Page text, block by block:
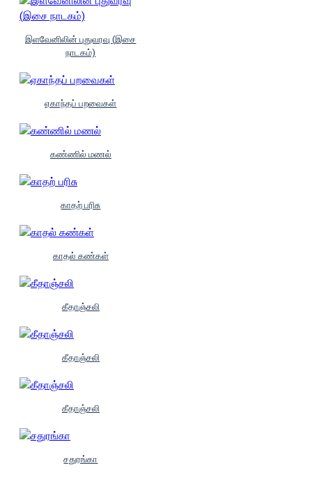
இளவேனிலின் புதுவரவு (இசை
நாடகம்)
ஏகாந்தப் பறவைகள்
கண்ணில் மணல்
காதற் பரிசு
காதல் கண்கள்
கீதாஞ்சலி
கீதாஞ்சலி
கீதாஞ்சலி
சதுரங்கா